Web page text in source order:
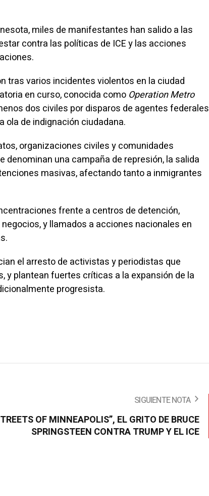
miles de manifestantes han salido a las
contra las políticas de ICE y las acciones
tras varios incidentes violentos en la ciudad
en curso, conocida como Operation Metro
dos civiles por disparos de agentes federales
ola de indignación ciudadana.
organizaciones civiles y comunidades
denominan una campaña de represión, la salida
masivas, afectando tanto a inmigrantes
frente a centros de detención,
y llamados a acciones nacionales en
el arresto de activistas y periodistas que
y plantean fuertes críticas a la expansión de la
progresista.
SIGUIENTE NOTA
OF MINNEAPOLIS”, EL GRITO DE BRUCE
SPRINGSTEEN CONTRA TRUMP Y EL ICE